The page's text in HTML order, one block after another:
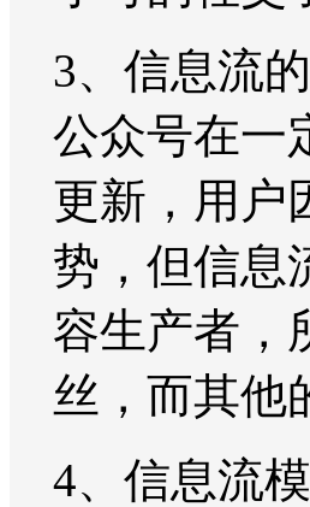
3、信息流
公众号在一
更新，用户
势，但信息
容生产者，
丝，而其他
4、信息流